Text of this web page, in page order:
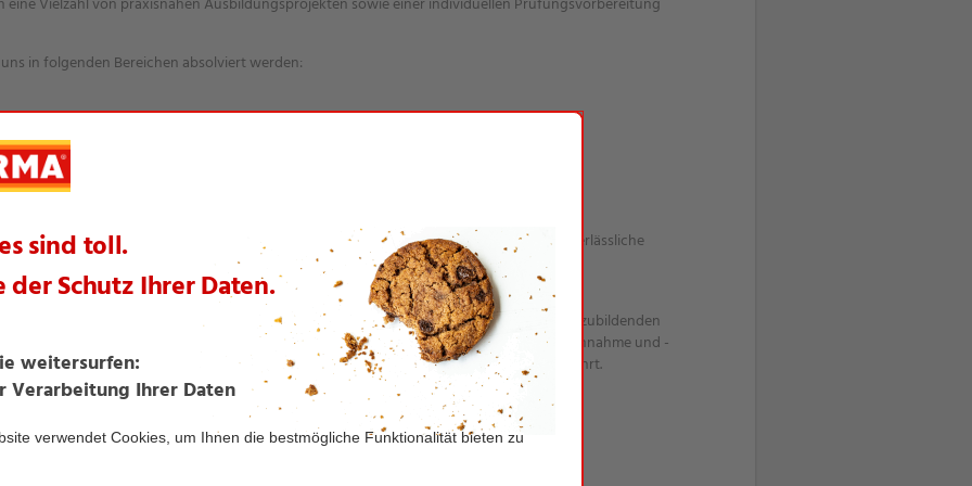
in folgenden Bereichen absolviert werden:
bieten wir unseren Auszubildenden eine sehr gute Ausbildungsvergütung, verlässliche
und Weiterbildungsmöglichkeiten im eigenen Unternehmen.
Azubi-Power
in den vergangenen Jahren überaus erfolgreich etabliert. Dabei managen unsere Auszubildenden
alle Aufgaben des Filialleiters. Dazu gehören nicht nur die Warenbestellung, -annahme und -
Aufgaben wie Kassen- und Tagesabrechnungen werden selbstständig durchgeführt.
Karriereseite!